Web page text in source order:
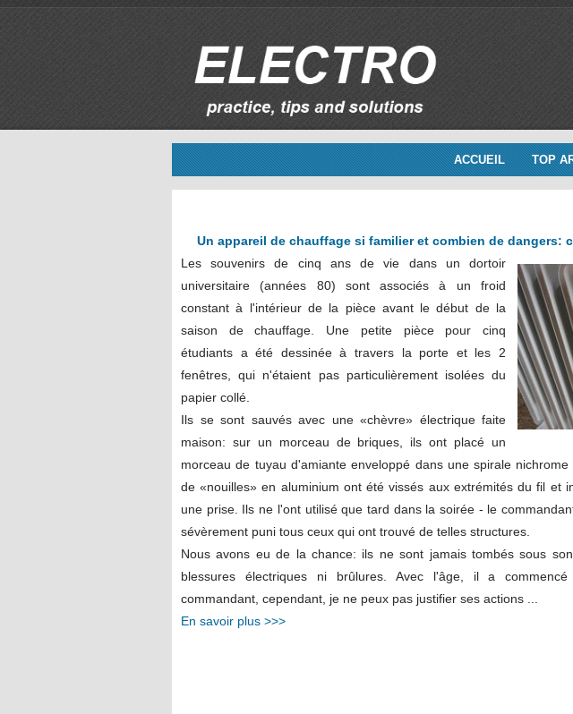
ACCUEIL TOP
Un appareil de chauffage si familier et combien de dangers:
Les souvenirs de cinq ans de vie dans un dortoir
universitaire (années 80) sont associés à un froid
constant à l'intérieur de la pièce avant le début de la
saison de chauffage. Une petite pièce pour cinq
étudiants a été dessinée à travers la porte et les 2
fenêtres, qui n'étaient pas particulièrement isolées du
papier collé.
Ils se sont sauvés avec une «chèvre» électrique faite
maison: sur un morceau de briques, ils ont placé un
morceau de tuyau d'amiante enveloppé dans une spirale
de «nouilles» en aluminium ont été vissés aux extrémités du fil et
une prise. Ils ne l'ont utilisé que tard dans la soirée - le
sévèrement puni tous ceux qui ont trouvé de telles structures.
Nous avons eu de la chance: ils ne sont jamais tombés sous
blessures électriques ni brûlures. Avec l'âge, il a
commandant, cependant, je ne peux pas justifier ses actions ...
En savoir plus >>>